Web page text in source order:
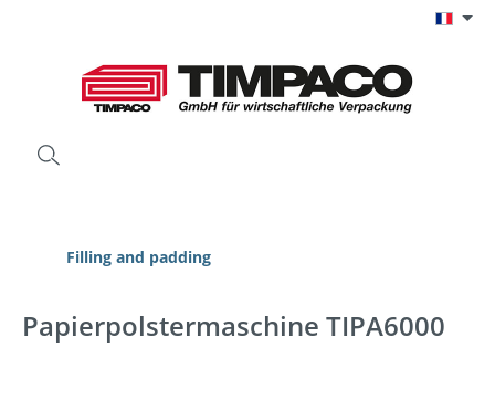
Filling and padding
Papierpolstermaschine TIPA6000